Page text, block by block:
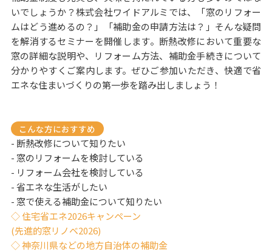
いでしょうか？株式会社ワイドアルミでは、「窓のリフォー
ムはどう進めるの？」「補助金の申請方法は？」そんな疑問
を解消するセミナーを開催します。断熱改修において重要な
窓の詳細な説明や、リフォーム方法、補助金手続きについて
分かりやすくご案内します。ぜひご参加いただき、快適で省
エネな住まいづくりの第一歩を踏み出しましょう！
こんな方におすすめ
- 断熱改修について知りたい
- 窓のリフォームを検討している
- リフォーム会社を検討している
- 省エネな生活がしたい
- 窓で使える補助金について知りたい
◇ 住宅省エネ2026キャンペーン
(先進的窓リノベ2026)
◇ 神奈川県などの地方自治体の補助金